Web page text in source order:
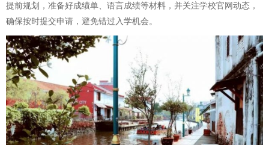
提前规划，准备好成绩单、语言成绩等材料，并关注学校官网动态，
确保按时提交申请，避免错过入学机会。